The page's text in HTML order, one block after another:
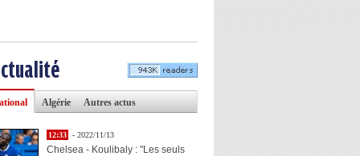
Algérie Autres actus
12:33 - 2022/11/13
Chelsea - Koulibaly : "Les seuls